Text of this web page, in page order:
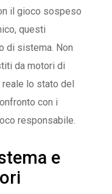
il gioco sospeso
questi
di sistema. Non
da motori di
lo stato del
con i
responsabile.
e